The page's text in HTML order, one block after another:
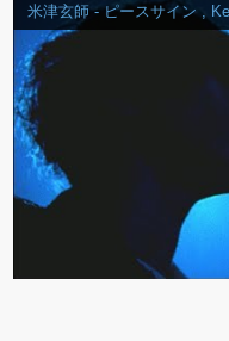
米津玄師 - ピースサイン ,